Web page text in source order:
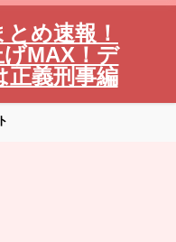
め速報！
MAX！デ
正義刑事編